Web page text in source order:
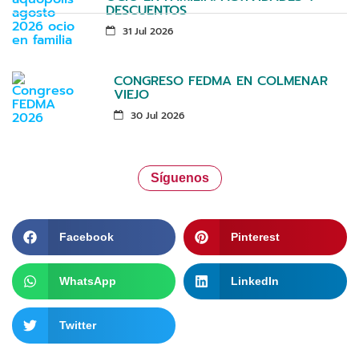
DESCUENTOS
31 Jul 2026
CONGRESO FEDMA EN COLMENAR
VIEJO
30 Jul 2026
Síguenos
Facebook Pinterest
WhatsApp LinkedIn
Twitter